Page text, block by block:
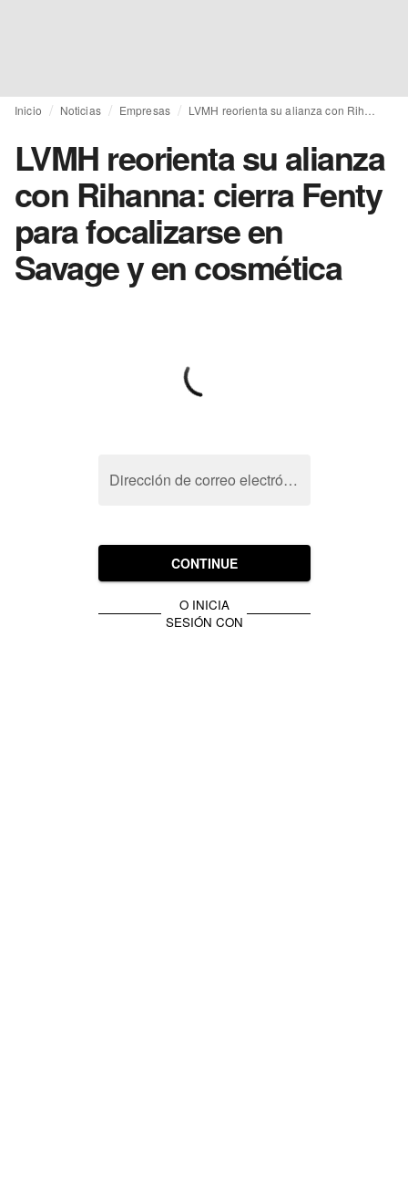
Inicio Noticias Empresas
LVMH reorienta su alianza
con Rihanna: cierra Fenty
para focalizarse en
Savage y en cosmética
Dirección de correo electrónico
CONTINUE
O INICIA
SESIÓN CON